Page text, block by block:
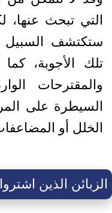
التي تبحث عنها،
ستكتشف السبيل
تلك الأجوبة،
والمقترحات
السيطرة على
الخلل أو
الزبائن الذين